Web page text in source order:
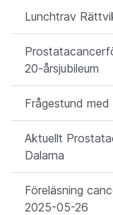
Lunchtrav
20-årsjubileum
Frågestund med
Aktuellt
Dalarna
Föreläsning
2025-05-26